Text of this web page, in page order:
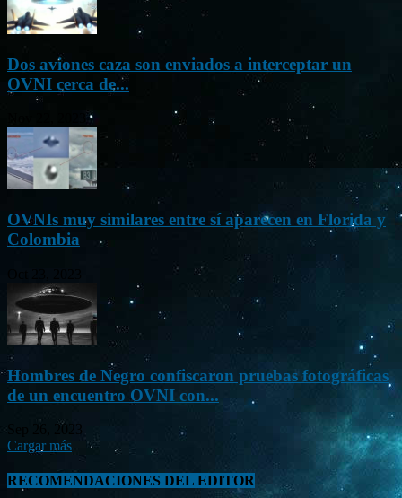
Dos aviones caza son enviados a interceptar un
OVNI cerca de...
OVNIs muy similares entre sí aparecen en Florida y
Colombia
Hombres de Negro confiscaron pruebas fotográficas
de un encuentro OVNI con...
Sep 26, 2023
Cargar más
RECOMENDACIONES DEL EDITOR